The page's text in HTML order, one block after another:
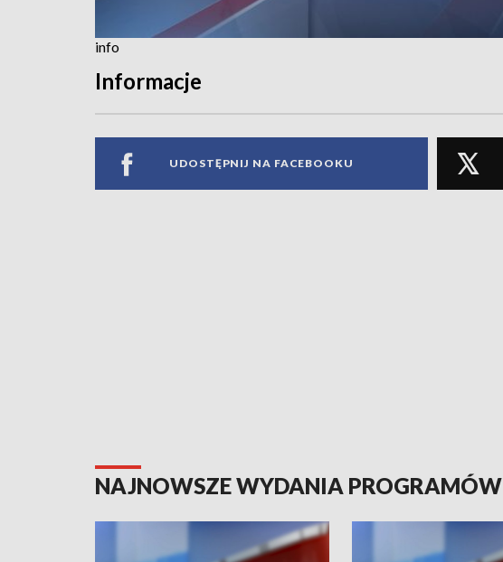
info
Informacje
UDOSTĘPNIJ NA FACEBOOKU
NAJNOWSZE WYDANIA PROGRAMÓW